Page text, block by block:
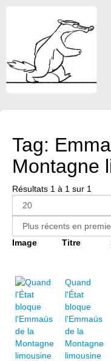
Tag:
Montagne
Résultats 1 à 1 sur 1
Image Titre
Quand
l'État
bloque
l'Emmaüs
de la
Montagne
limousine